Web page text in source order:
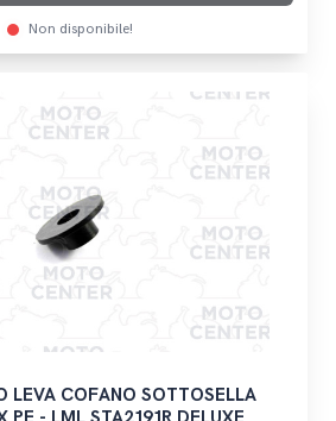
Non disponibile!
LEVA COFANO SOTTOSELLA